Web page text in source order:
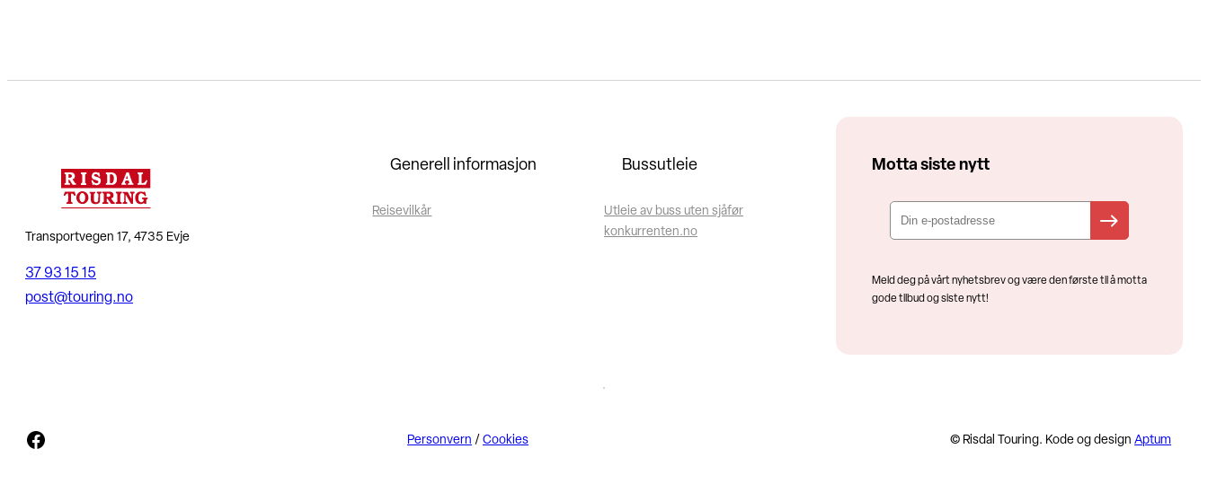
Transportvegen 17, 4735 Evje
37 93 15 15
post@touring.no
Generell informasjon
Reisevilkår
Bussutleie
Utleie av buss uten sjåfør
konkurrenten.no
Motta siste nytt
Meld deg på vårt nyhetsbrev og være den første til å motta
gode tilbud og siste nytt!
Facebook Personvern /Cookies © Risdal Touring. Kode og designAptum